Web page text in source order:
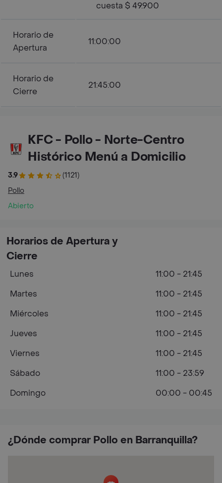
cuesta $ 49.900
Horario de
Apertura
11:00:00
Horario de
Cierre
21:45:00
KFC - Pollo - Norte-Centro
Histórico Menú a Domicilio
3.9
(1121)
Pollo
Abierto
¿Dónde comprar Pollo en Barranquilla?
Horarios de Apertura y
Cierre
Lunes
11:00 - 21:45
Martes
11:00 - 21:45
Miércoles
11:00 - 21:45
Jueves
11:00 - 21:45
Viernes
11:00 - 21:45
Sábado
11:00 - 23:59
Domingo
00:00 - 00:45